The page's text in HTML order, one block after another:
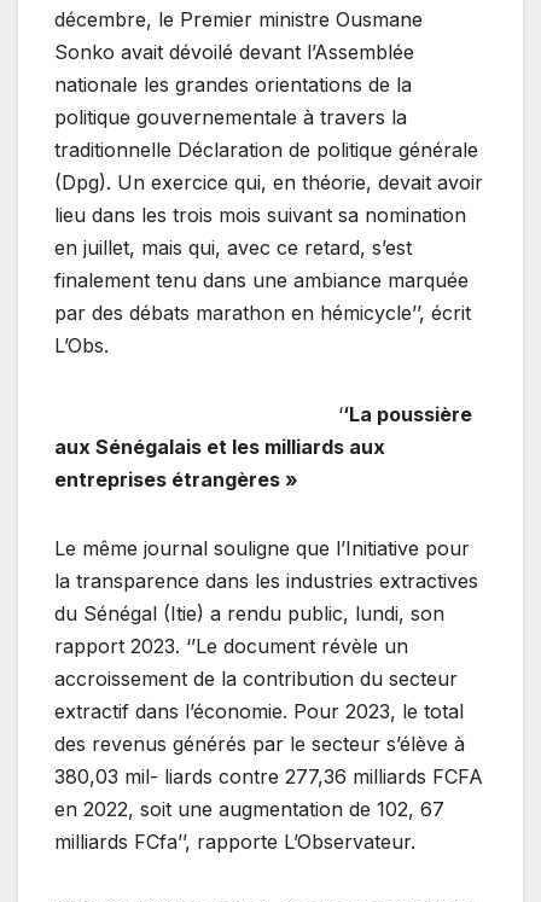
décembre, le Premier ministre Ousmane
Sonko avait dévoilé devant l’Assemblée
nationale les grandes orientations de la
politique gouvernementale à travers la
traditionnelle Déclaration de politique générale
(Dpg). Un exercice qui, en théorie, devait avoir
lieu dans les trois mois suivant sa nomination
en juillet, mais qui, avec ce retard, s’est
finalement tenu dans une ambiance marquée
par des débats marathon en hémicycle’’, écrit
L’Obs.
‘‘La poussière
aux Sénégalais et les milliards aux
entreprises étrangères »
Le même journal souligne que l’Initiative pour
la transparence dans les industries extractives
du Sénégal (Itie) a rendu public, lundi, son
rapport 2023. ‘’Le document révèle un
accroissement de la contribution du secteur
extractif dans l’économie. Pour 2023, le total
des revenus générés par le secteur s’élève à
380,03 mil- liards contre 277,36 milliards FCFA
en 2022, soit une augmentation de 102, 67
milliards FCfa’’, rapporte L’Observateur.